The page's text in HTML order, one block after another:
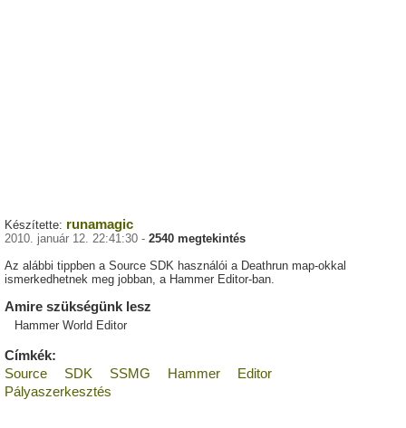
Készítette: runamagic
2010. január 12. 22:41:30 - 2540 megtekintés
Az alábbi tippben a Source SDK használói a Deathrun map-okkal
ismerkedhetnek meg jobban, a Hammer Editor-ban.
Amire szükségünk lesz
Hammer World Editor
Címkék:
Source
SDK SSMG Hammer
Editor
Pályaszerkesztés